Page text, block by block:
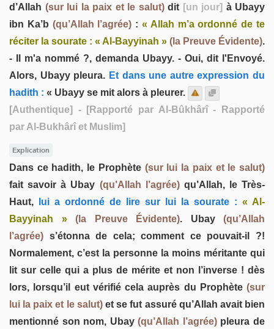
d’Allah (sur lui la paix et le salut)dit [un jour] à Ubayy
ibn Ka’b (qu’Allah l’agrée) :« Allah m’a ordonné de te
réciter la sourate : « Al-Bayyinah » (la Preuve Évidente).
- Il m'a nommé ?, demanda Ubayy. - Oui, dit l'Envoyé.
Alors, Ubayy pleura. Et dans une autre expression du
hadith : « Ubayy se mit alors à pleurer.
[Authentique]
- [Rapporté par Al-Bûkhârî - Rapporté
par Al-Bukhârî et Muslim]
Explication
Dans ce hadith, le Prophète (sur lui la paix et le salut)
fait savoir à Ubay (qu’Allah l’agrée)qu’Allah, le Très-
Haut, lui a ordonné de lire sur lui la sourate : « Al-
Bayyinah »
(la Preuve Évidente). Ubay (qu’Allah
l’agrée) s’étonna de cela; comment ce pouvait-il ?!
Normalement, c’est la personne la moins méritante qui
lit sur celle qui a plus de mérite et non l’inverse ! dès
lors, lorsqu’il eut vérifié cela auprès du Prophète (sur
lui la paix et le salut)et se fut assuré qu’Allah avait bien
mentionné son nom, Ubay(qu’Allah l’agrée)pleura de